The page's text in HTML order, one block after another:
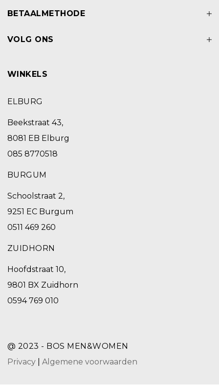
BETAALMETHODE
VOLG ONS
WINKELS
ELBURG
Beekstraat 43,
8081 EB Elburg
085 8770518
BURGUM
Schoolstraat 2,
9251 EC Burgum
0511 469 260
ZUIDHORN
Hoofdstraat 10,
9801 BX Zuidhorn
0594 769 010
@ 2023 - BOS MEN&WOMEN
Privacy
Algemene voorwaarden